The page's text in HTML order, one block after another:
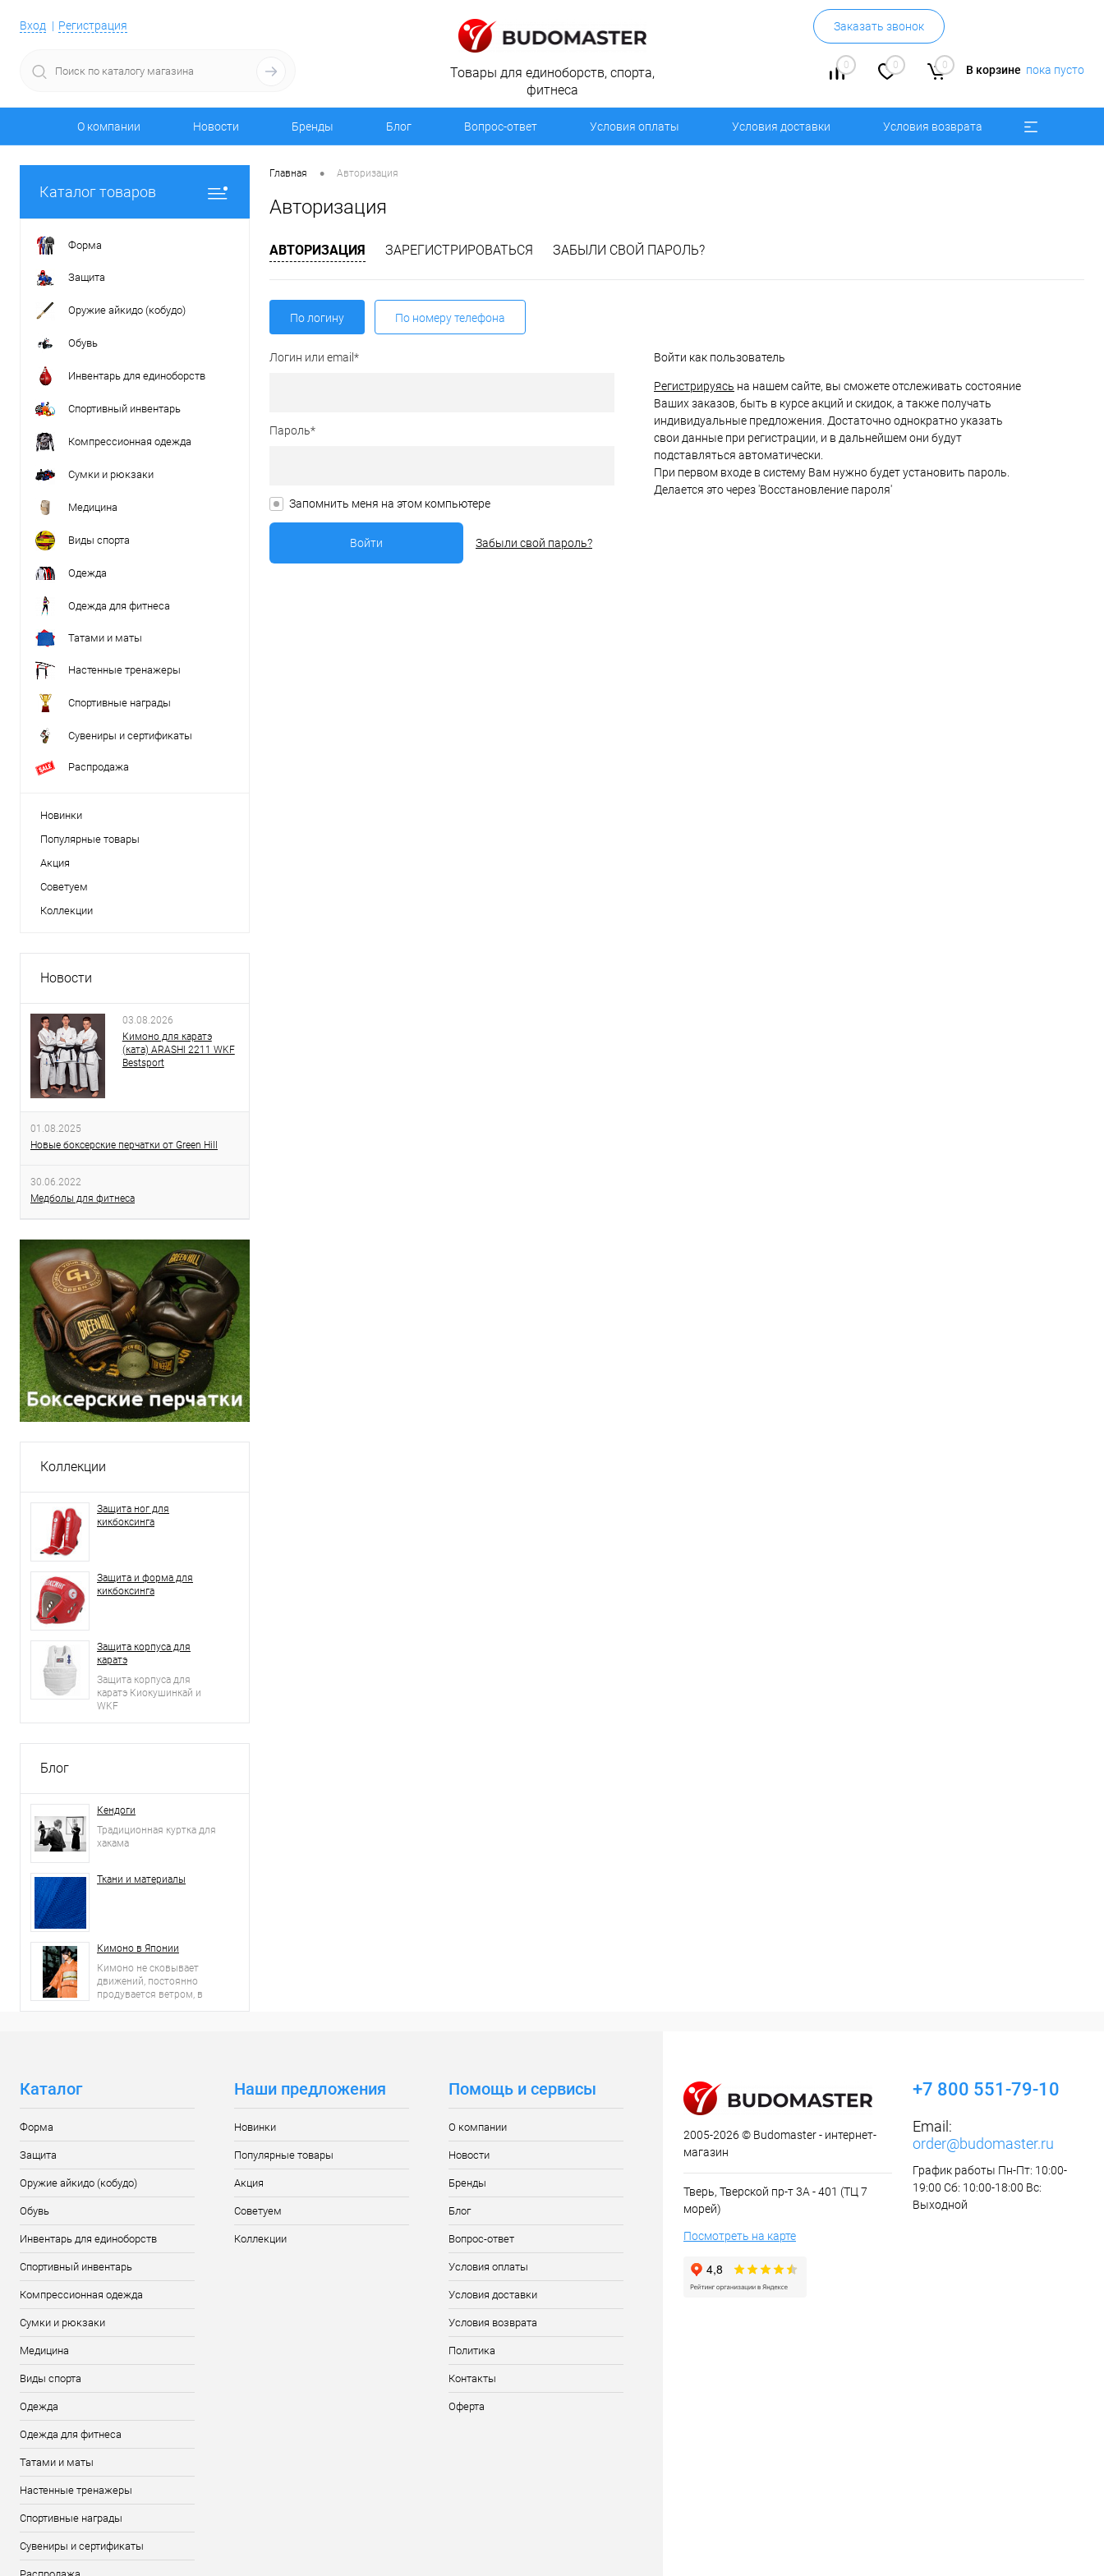
Вход Регистрация Заказать звонок
0 0 0 В корзине пока пусто
Товары для единоборств, спорта,
фитнеса
О компании Новости Бренды Блог Вопрос-ответ Условия оплаты Условия доставки Условия возврата
Каталог товаров
Форма
Защита
Оружие айкидо (кобудо)
Обувь
Инвентарь для единоборств
Спортивный инвентарь
Компрессионная одежда
Сумки и рюкзаки
Медицина
Виды спорта
Одежда
Одежда для фитнеса
Татами и маты
Настенные тренажеры
Спортивные награды
Сувениры и сертификаты
Распродажа
Новинки
Популярные товары
Акция
Советуем
Коллекции
Новости
03.08.2026
Кимоно для каратэ
(ката) ARASHI 2211 WKF
Bestsport
01.08.2025
Новые боксерские перчатки от Green Hill
30.06.2022
Медболы для фитнеса
Коллекции
Защита ног для
кикбоксинга
Защита и форма для
кикбоксинга
Защита корпуса для
каратэ
Защита корпуса для
каратэ Киокушинкай и
WKF
Блог
Кендоги
Традиционная куртка для
хакама
Ткани и материалы
Кимоно в Японии
Кимоно не сковывает
движений, постоянно
продувается ветром, в
Главная • Авторизация
Авторизация
АВТОРИЗАЦИЯ ЗАРЕГИСТРИРОВАТЬСЯ ЗАБЫЛИ СВОЙ ПАРОЛЬ?
По логину По номеру телефона
Логин или email*
Пароль*
Запомнить меня на этом компьютере
Забыли свой пароль?
Войти как пользователь
Регистрируясь на нашем сайте, вы сможете отслеживать состояние
Ваших заказов, быть в курсе акций и скидок, а также получать
индивидуальные предложения. Достаточно однократно указать
свои данные при регистрации, и в дальнейшем они будут
подставляться автоматически.
При первом входе в систему Вам нужно будет установить пароль.
Делается это через 'Восстановление пароля'
Каталог
Форма
Защита
Оружие айкидо (кобудо)
Обувь
Инвентарь для единоборств
Спортивный инвентарь
Компрессионная одежда
Сумки и рюкзаки
Медицина
Виды спорта
Одежда
Одежда для фитнеса
Татами и маты
Настенные тренажеры
Спортивные награды
Сувениры и сертификаты
Наши предложения
Новинки
Популярные товары
Акция
Советуем
Коллекции
Помощь и сервисы
О компании
Новости
Бренды
Блог
Вопрос-ответ
Условия оплаты
Условия доставки
Условия возврата
Политика
Контакты
Оферта
2005-2026 © Budomaster - интернет-
магазин
Тверь, Тверской пр-т 3А - 401 (ТЦ 7
морей)
Посмотреть на карте
+7 800 551-79-10
Email:
order@budomaster.ru
График работы Пн-Пт: 10:00-
19:00 Сб: 10:00-18:00 Вс:
Выходной